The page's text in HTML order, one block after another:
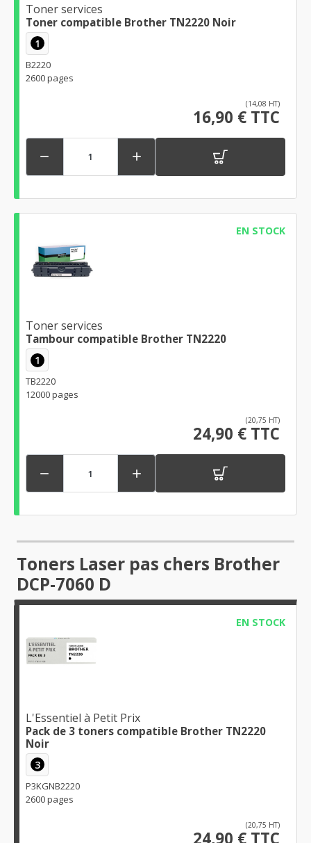
Toner services
Toner compatible Brother TN2220 Noir
1
B2220
2600 pages
(14,08 HT)
16,90 € TTC
 
EN STOCK
Toner services
Tambour compatible Brother TN2220
1
TB2220
12000 pages
(20,75 HT)
24,90 € TTC
 
Toners Laser pas chers Brother
DCP-7060 D
EN STOCK
L'Essentiel à Petit Prix
Pack de 3 toners compatible Brother TN2220
Noir
3
P3KGNB2220
2600 pages
(20,75 HT)
24,90 € TTC